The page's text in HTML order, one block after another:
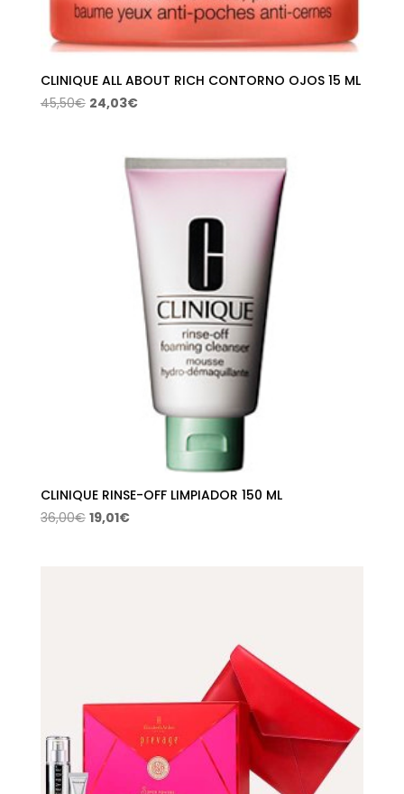
CLINIQUE ALL ABOUT RICH CONTORNO OJOS 15 ML
45,50€ El
45,50€.
24,03€El
es:
24,03€.
CLINIQUE RINSE-OFF LIMPIADOR 150 ML
36,00€ El
19,01€El